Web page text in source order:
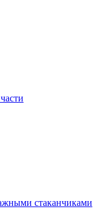
стаканчиками